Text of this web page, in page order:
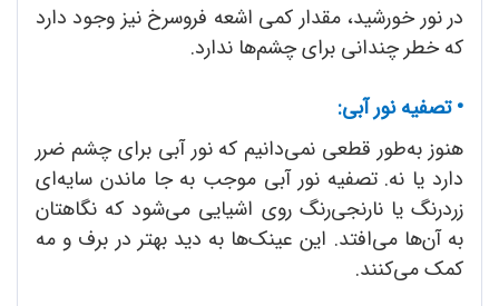
در نور خورشید، مقدار کمی اشعه فروسرخ نیز وجود دارد
که خطر چندانی برای چشم‌ها ندارد.
•تصفیه نور آبی:
هنوز به‌طور قطعی نمی‌دانیم که نور آبی برای چشم ضرر
دارد یا نه. تصفیه نور آبی موجب به جا ماندن سایه‌ای
زردرنگ یا نارنجی‌رنگ روی اشیایی می‌شود که نگاهتان
به آن‌ها می‌افتد. این عینک‌ها به دید بهتر در برف و مه
کمک می‌کنند.